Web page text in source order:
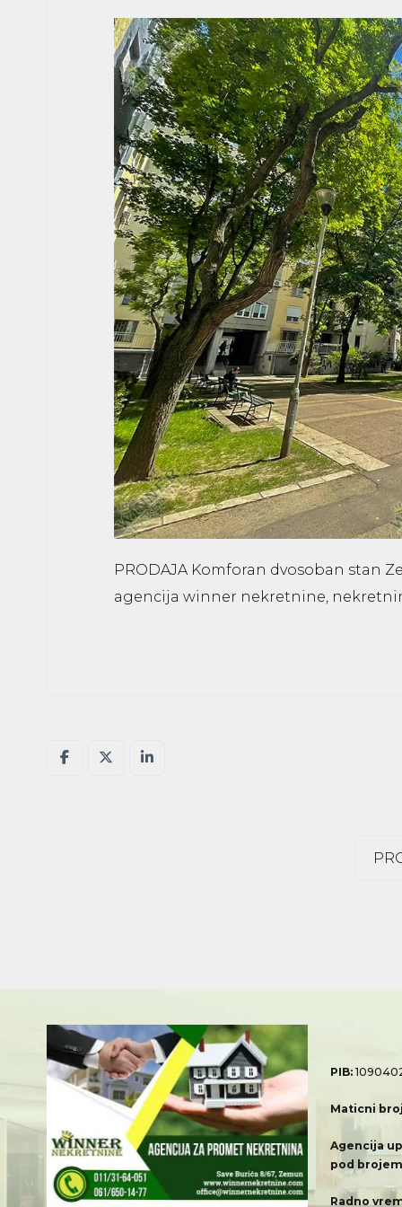
PRODAJA Komforan dvosoban stan
agencija winner nekretnine,
PIB:
Maticni
Agencija
pod
Radno